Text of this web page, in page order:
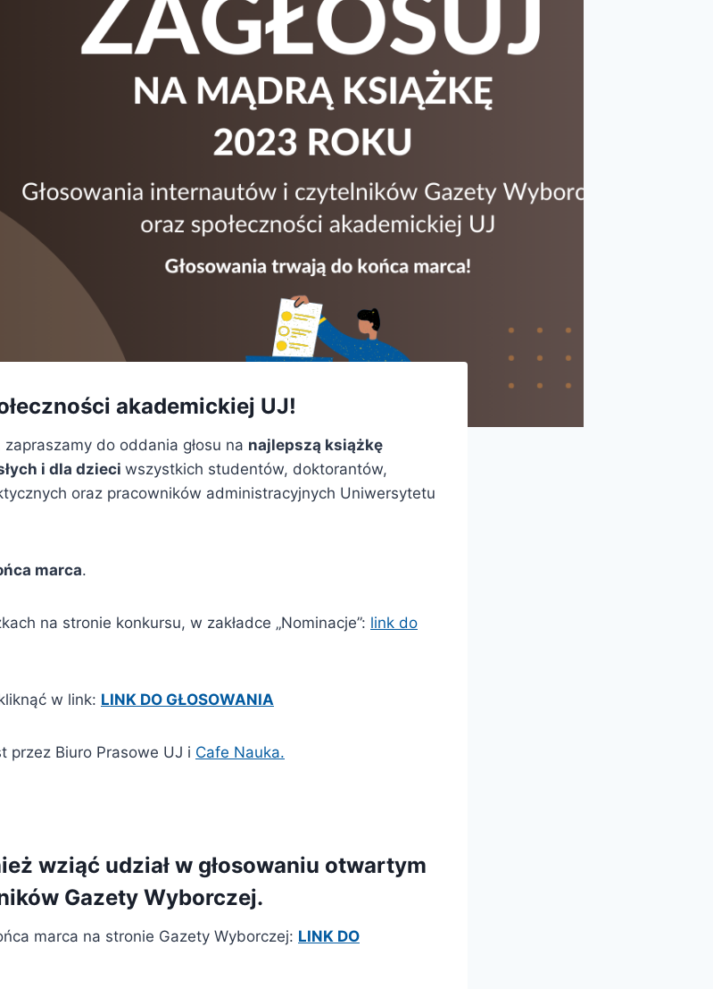
akademickiej UJ!
do oddania głosu na najlepszą książkę
i dla dzieci wszystkich studentów, doktorantów,
oraz pracowników administracyjnych Uniwersytetu
marca.
na stronie konkursu, w zakładce „Nominacje”: link do
w link: LINK DO GŁOSOWANIA
przez Biuro Prasowe UJ i Cafe Nauka.
wziąć udział w głosowaniu otwartym
Gazety Wyborczej.
marca na stronie Gazety Wyborczej: LINK DO